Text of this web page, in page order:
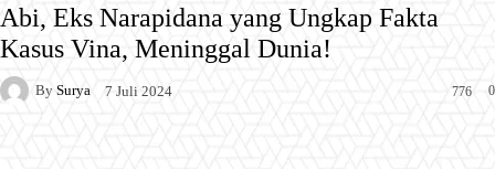
Abi, Eks Narapidana yang Ungkap Fakta
Kasus Vina, Meninggal Dunia!
By Surya 7 Juli 2024 0
776